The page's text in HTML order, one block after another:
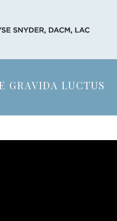
GRAVIDA LUCTUS